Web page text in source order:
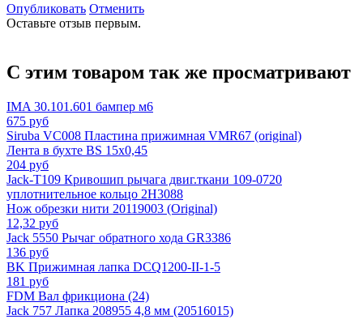
Опубликовать Отменить
Оставьте отзыв первым.
С этим товаром так же просматривают
IMA 30.101.601 бампер м6
675 руб
Siruba VC008 Пластина прижимная VMR67 (original)
Лента в бухте BS 15x0,45
204 руб
Jack-T109 Кривошип рычага двиг.ткани 109-0720
уплотнительное кольцо 2H3088
Нож обрезки нити 20119003 (Original)
12,32 руб
Jack 5550 Рычаг обратного хода GR3386
136 руб
BK Прижимная лапка DCQ1200-II-1-5
181 руб
FDM Вал фрикциона (24)
Jack 757 Лапка 208955 4,8 мм (20516015)